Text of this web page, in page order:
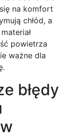
na komfort
chłód, a
powietrza
ważne dla
błędy